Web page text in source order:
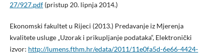
27/927.pdf(pristup 20. lipnja 2014.)
Ekonomski fakultet u Rijeci (2013.) Predavanje iz Mjerenja
kvalitete usluge „Uzorak i prikupljanje podataka“, Elektronički
izvor: http://lumens.fthm.hr/edata/2011/11e0fa5d-6e66-4424-